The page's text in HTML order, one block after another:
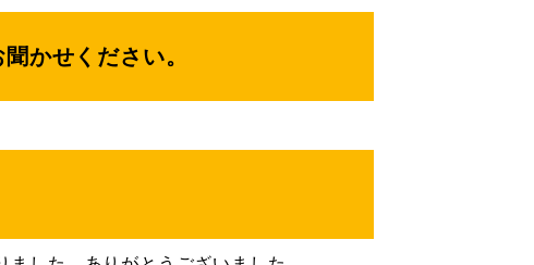
かせください。